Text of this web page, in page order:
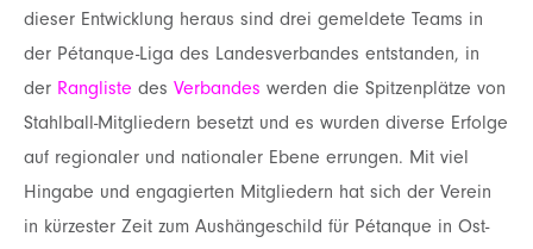
dieser Entwicklung heraus sind drei gemeldete Teams in
der Pétanque-Liga des Landesverbandes entstanden, in
der Rangliste des Verbandes werden die Spitzenplätze von
Stahlball-Mitgliedern besetzt und es wurden diverse Erfolge
auf regionaler und nationaler Ebene errungen. Mit viel
Hingabe und engagierten Mitgliedern hat sich der Verein
in kürzester Zeit zum Aushängeschild für Pétanque in Ost-